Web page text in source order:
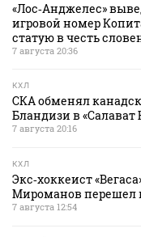
«Лос‑Анджелес»
игровой номер
статую в честь
7 августа 20:36
КХЛ
СКА обменял
Бландизи в «Салават
7 августа 20:16
КХЛ
Экс‑хоккеист
Мироманов перешел
7 августа 12:54